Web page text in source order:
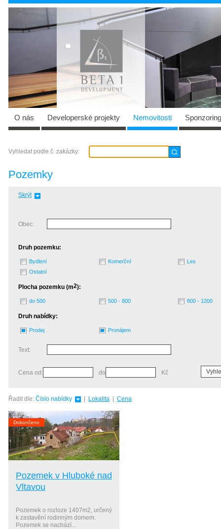
O nás Developerské projekty Nemovitosti Sponzoring
Vyhledat podle č. zakázky:
Pozemky
Skrýt
Obec:
Druh pozemku:
Bydlení Komerční
Les
Ostatní
Plocha pozemku (m2):
do 500 500 - 800 800 - 1200
Druh nabídky:
Prodej Pronájem
Text:
Cena od: do Kč
Řadit dle: Číslo nabídky Lokalita Cena
Dokončeno
Pozemek v Hluboké nad
Vltavou
Pozemek o rozloze 1407m2, určený
k zastavění rodinným domem.
Pozemek se nachází...